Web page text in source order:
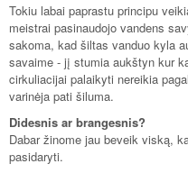
Tokiu labai paprastu principu
meistrai pasinaudojo vandens
sakoma, kad šiltas vanduo kyla
savaime - jį stumia aukštyn kur
cirkuliacijai palaikyti nereikia
varinėja pati šiluma.
Didesnis ar brangesnis?
Dabar žinome jau beveik viską,
pasidaryti.